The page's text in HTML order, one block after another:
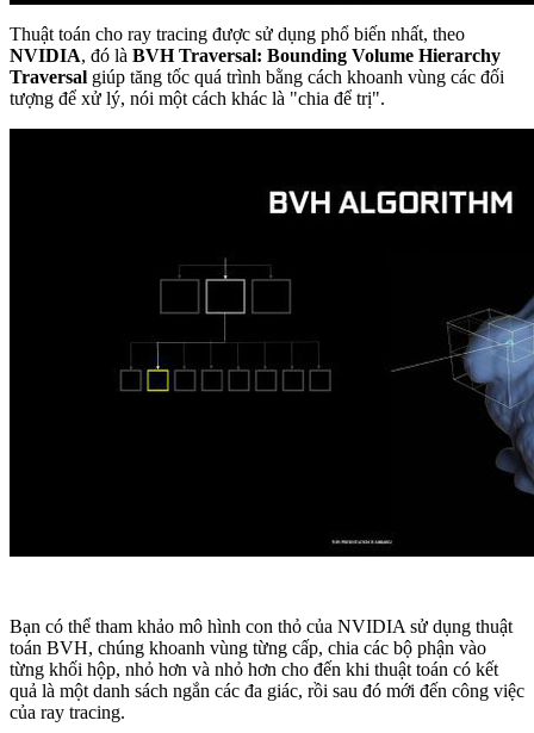
Thuật toán cho ray tracing được sử dụng phổ biến nhất, theo
NVIDIA, đó là BVH Traversal: Bounding Volume Hierarchy
Traversal giúp tăng tốc quá trình bằng cách khoanh vùng các đối
tượng để xử lý, nói một cách khác là "chia để trị".
Bạn có thể tham khảo mô hình con thỏ của NVIDIA sử dụng thuật
toán BVH, chúng khoanh vùng từng cấp, chia các bộ phận vào
từng khối hộp, nhỏ hơn và nhỏ hơn cho đến khi thuật toán có kết
quả là một danh sách ngắn các đa giác, rồi sau đó mới đến công việc
của ray tracing.